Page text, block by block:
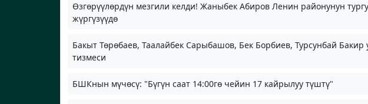
Өзгөрүүлөрдүн мезгили келди! Жаныбек Абиров Ленин районунун
жүргүзүүдө
Бакыт Төрөбаев, Таалайбек Сарыбашов, Бек Борбиев, Турсунбай
тизмеси
БШКнын мүчөсү: "Бүгүн саат 14:00гө чейин 17 кайрылуу түштү"